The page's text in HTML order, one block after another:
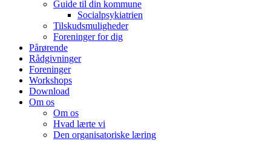
Guide til din kommune
Socialpsykiatrien
Tilskudsmuligheder
Foreninger for dig
Pårørende
Rådgivninger
Foreninger
Workshops
Download
Om os
Om os
Hvad lærte vi
Den organisatoriske læring